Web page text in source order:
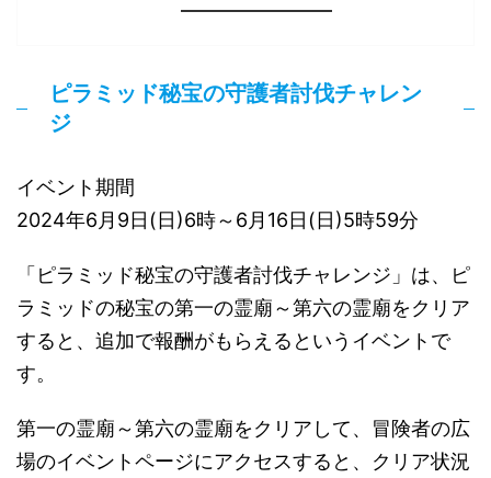
ピラミッド秘宝の守護者討伐チャレン
ジ
イベント期間
2024年6月9日(日)6時～6月16日(日)5時59分
「ピラミッド秘宝の守護者討伐チャレンジ」は、ピ
ラミッドの秘宝の第一の霊廟～第六の霊廟をクリア
すると、追加で報酬がもらえるというイベントで
す。
第一の霊廟～第六の霊廟をクリアして、冒険者の広
場のイベントページにアクセスすると、クリア状況